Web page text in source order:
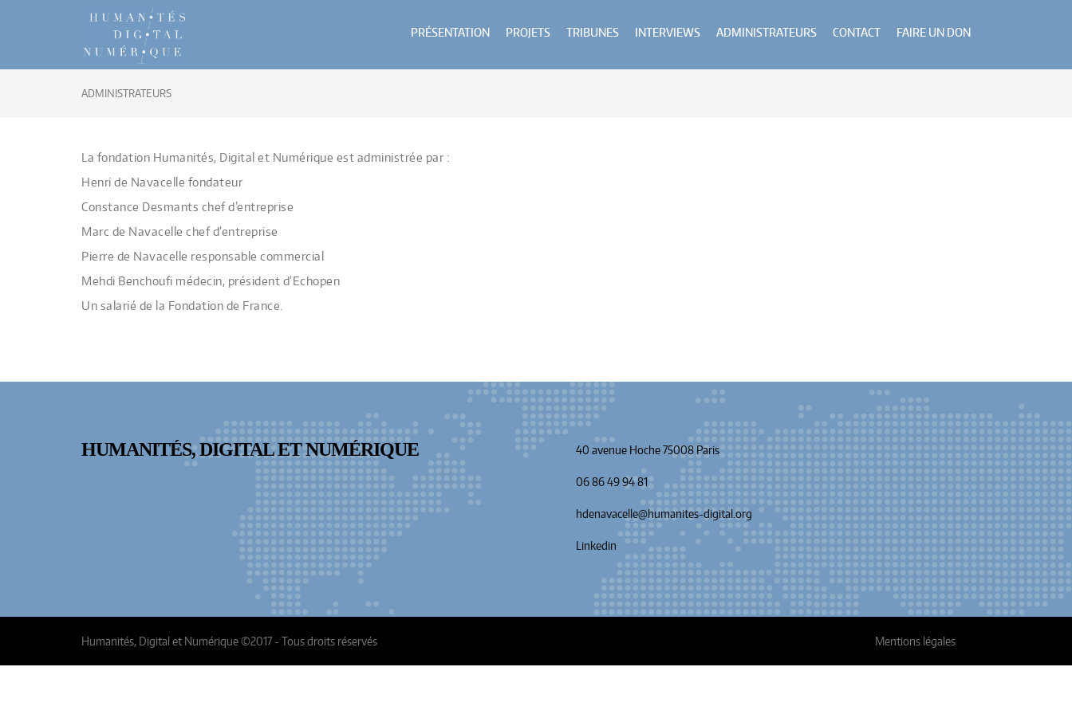
PRÉSENTATION PROJETS TRIBUNES INTERVIEWS ADMINISTRATEURS CONTACT FAIRE UN DON
ADMINISTRATEURS
La fondation Humanités, Digital et Numérique est administrée par :
Henri de Navacelle fondateur
Constance Desmants chef d’entreprise
Marc de Navacelle chef d’entreprise
Pierre de Navacelle responsable commercial
Mehdi Benchoufi médecin, président d’Echopen
Un salarié de la Fondation de France.
HUMANITÉS, DIGITAL ET NUMÉRIQUE 40 avenue Hoche 75008 Paris
06 86 49 94 81
hdenavacelle@humanites-digital.org
Linkedin
Humanités, Digital et Numérique ©2017 - Tous droits réservés Mentions légales